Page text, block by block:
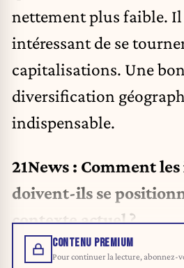
nettement plus faible. Il
intéressant de se
capitalisations. Une
diversification
indispensable.
21News : Comment
doivent-ils se
contexte actuel ?
CONTENU PREMIUM
Pour continuer la lecture, abonnez-